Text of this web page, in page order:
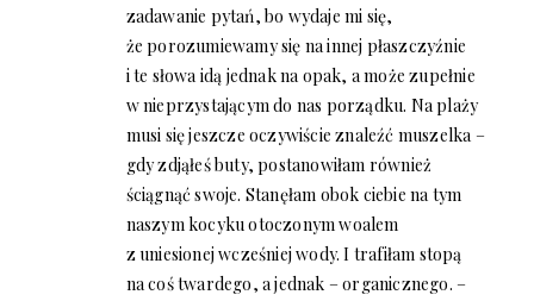
zadawanie pytań, bo wydaje mi się,
że porozumiewamy się na innej płaszczyźnie
i te słowa idą jednak na opak, a może zupełnie
w nieprzystającym do nas porządku. Na plaży
musi się jeszcze oczywiście znaleźć muszelka –
gdy zdjąłeś buty, postanowiłam również
ściągnąć swoje. Stanęłam obok ciebie na tym
naszym kocyku otoczonym woalem
z uniesionej wcześniej wody. I trafiłam stopą
na coś twardego, a jednak – organicznego. –